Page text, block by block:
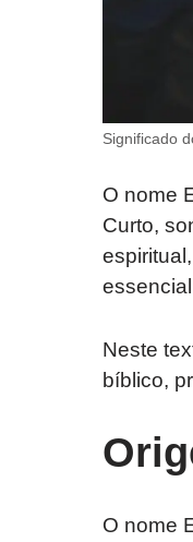
Significado
O nome
Curto,
Neste
bíblico,